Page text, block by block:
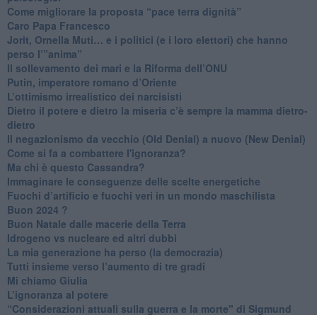
Come migliorare la proposta “pace terra dignità”
Caro Papa Francesco
​Jorit, Ornella Muti… e i politici (e i loro elettori) che hanno
perso l’”anima”
​Il sollevamento dei mari e la Riforma dell’ONU
Putin, imperatore romano d’Oriente
​L’ottimismo irrealistico dei narcisisti
​Dietro il potere e dietro la miseria c’è sempre la mamma dietro-
dietro
Il negazionismo da vecchio (Old Denial) a nuovo (New Denial)
Come si fa a combattere l'ignoranza?
Ma chi è questo Cassandra?
Immaginare le conseguenze delle scelte energetiche
​Fuochi d’artificio e fuochi veri in un mondo maschilista
Buon 2024 ?
​Buon Natale dalle macerie della Terra
​Idrogeno vs nucleare ed altri dubbi
​La mia generazione ha perso (la democrazia)
​Tutti insieme verso l’aumento di tre gradi
Mi chiamo Giulia
L’ignoranza al potere
​“Considerazioni attuali sulla guerra e la morte" di Sigmund